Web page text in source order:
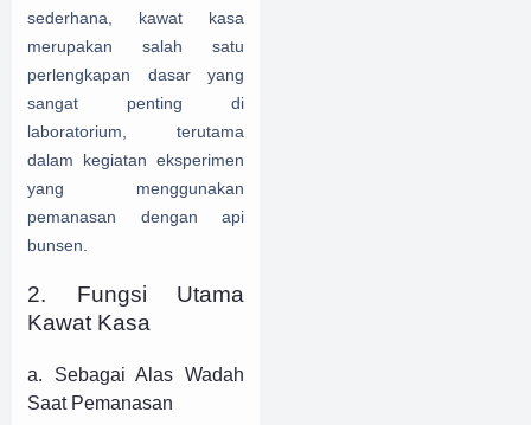
sederhana, kawat kasa
merupakan salah satu
perlengkapan dasar yang
sangat penting di
laboratorium, terutama
dalam kegiatan eksperimen
yang menggunakan
pemanasan dengan api
bunsen.
2. Fungsi Utama
Kawat Kasa
a. Sebagai Alas Wadah
Saat Pemanasan